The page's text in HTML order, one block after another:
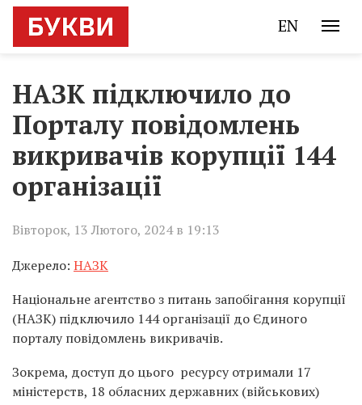
EN
НАЗК підключило до
Порталу повідомлень
викривачів корупції 144
організації
Вівторок, 13 Лютого, 2024 в 19:13
Джерело: НАЗК
Національне агентство з питань запобігання корупції
(НАЗК) підключило 144 організації до Єдиного
порталу повідомлень викривачів.
Зокрема, доступ до цього ресурсу отримали 17
міністерств, 18 обласних державних (військових)